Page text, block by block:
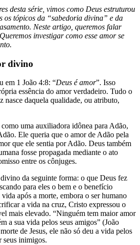
desta série, vimos como Deus estruturou
os tópicos da “sabedoria divina” e da
Neste artigo, queremos falar
investigar como esse amor se
divino
em 1 João 4:8: “Deus é amor”. Isso
essência do amor verdadeiro. Tudo o
nasce daquela qualidade, ou atributo,
uma auxiliadora idônea para Adão,
Ele queria que o amor de Adão pela
que ele sentia por Adão. Deus também
fosse propagada mediante o ato
entre os cônjuges.
da seguinte forma: o que Deus fez
para eles o bem e o benefício
após a morte, embora o ser humano
a vida na cruz, Cristo expressou o
mais elevado. “Ninguém tem maior amor
a sua vida pelos seus amigos” (João
de Jesus, ele não só deu a vida pelos
seus inimigos.